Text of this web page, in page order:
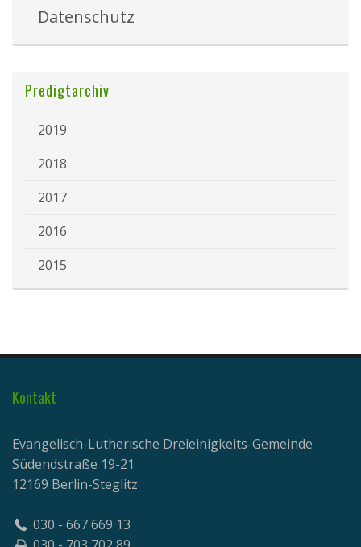
Datenschutz
Predigtarchiv
2019
2018
2017
2016
2015
Kontakt
Evangelisch-Lutherische Dreieinigkeits-Gemeinde
Südendstraße 19-21
12169 Berlin-Steglitz
030 - 667 669 13